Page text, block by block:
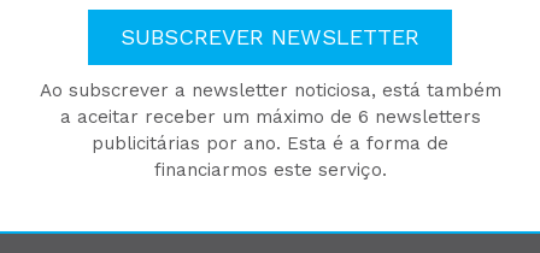
SUBSCREVER NEWSLETTER
Ao subscrever a newsletter noticiosa, está também
a aceitar receber um máximo de 6 newsletters
publicitárias por ano. Esta é a forma de
financiarmos este serviço.